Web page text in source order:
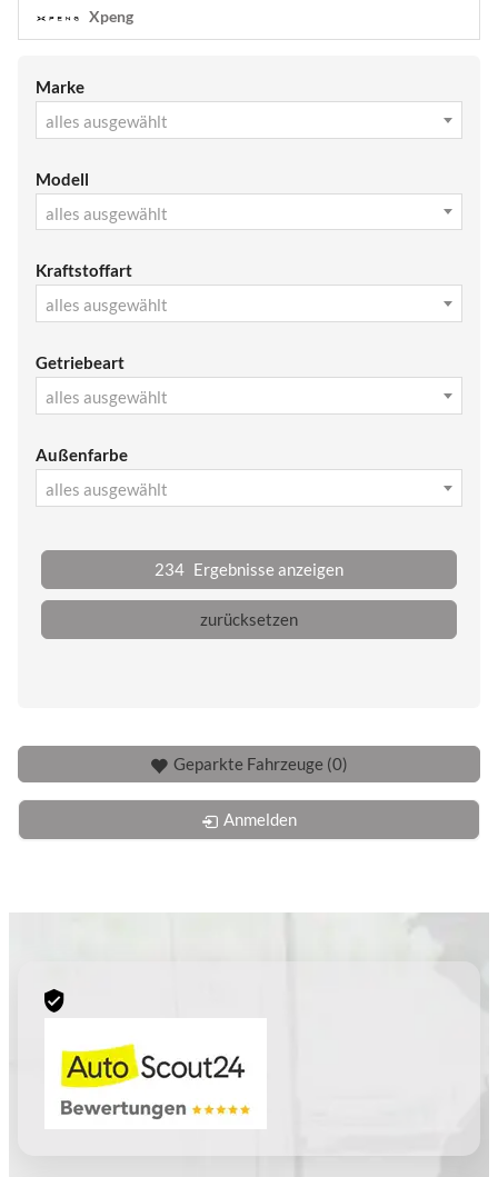
Xpeng
Marke
alles ausgewählt
Modell
alles ausgewählt
Kraftstoffart
alles ausgewählt
Getriebeart
alles ausgewählt
Außenfarbe
alles ausgewählt
234 Ergebnisse anzeigen
zurücksetzen
Geparkte Fahrzeuge (0)
Anmelden